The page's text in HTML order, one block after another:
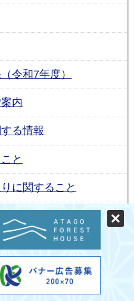
令和7年度）
内
る情報
と
に関すること
て・盛土・たい積につ